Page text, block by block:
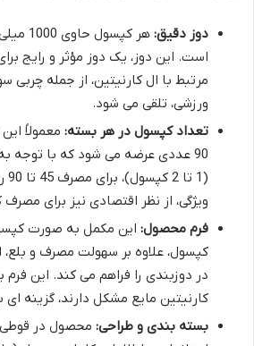
دوز دقیق:
هر
است. این دوز، یک دوز مؤثر و رایج
مرتبط با ال کارنیتین، از جمله چربی
ورزشی، تلقی می شود.
تعداد کپسول در هر بسته: معمولاً
90 عددی عرضه می شود که با توجه
ویژگی، از نظر اقتصادی نیز برای
فرم محصول: این مکمل به صورت
کپسول، علاوه بر سهولت مصرف و
در دوزبندی را فراهم می کند. این فرم
کارنیتین مایع مشکل دارند، گزینه
بسته بندی و طراحی: محصول در قوطی